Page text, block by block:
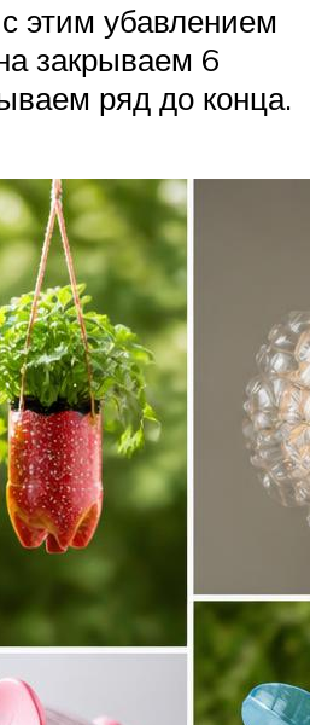
этим убавлением
закрываем 6
ряд до конца.